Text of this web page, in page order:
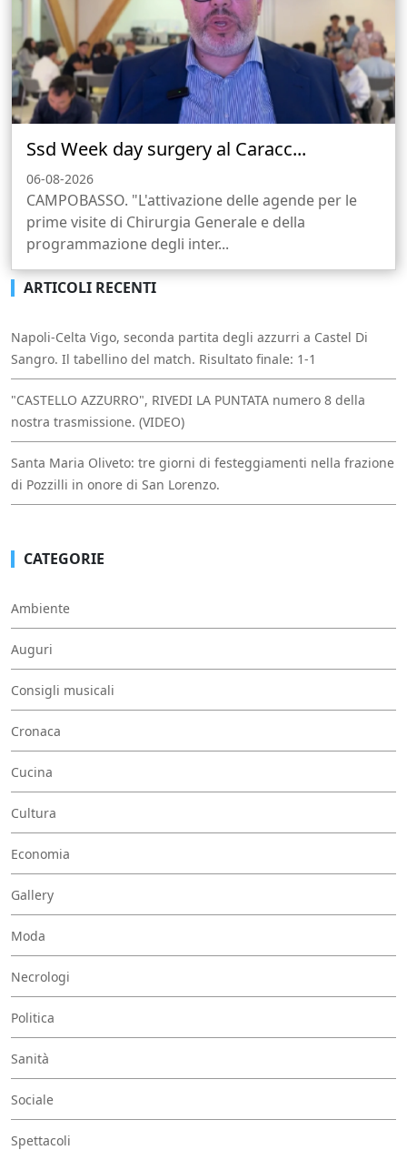
Ssd Week day surgery al Caracc...
06-08-2026
CAMPOBASSO. "L'attivazione delle agende per le
prime visite di Chirurgia Generale e della
programmazione degli inter...
ARTICOLI RECENTI
Napoli-Celta Vigo, seconda partita degli azzurri a Castel Di
Sangro. Il tabellino del match. Risultato finale: 1-1
"CASTELLO AZZURRO", RIVEDI LA PUNTATA numero 8 della
nostra trasmissione. (VIDEO)
Santa Maria Oliveto: tre giorni di festeggiamenti nella frazione
di Pozzilli in onore di San Lorenzo.
CATEGORIE
Ambiente
Auguri
Consigli musicali
Cronaca
Cucina
Cultura
Economia
Gallery
Moda
Necrologi
Politica
Sanità
Sociale
Spettacoli